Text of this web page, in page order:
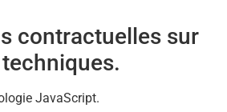
contractuelles sur
JavaScript.